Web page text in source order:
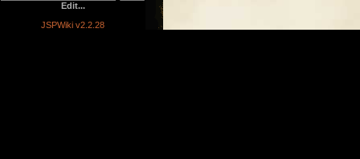
Edit...
JSPWiki v2.2.28